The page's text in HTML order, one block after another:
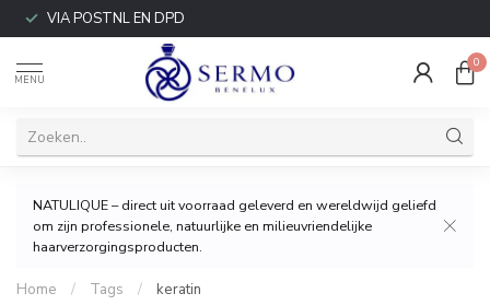
VIA POSTNL EN DPD
MENU
0
NATULIQUE – direct uit voorraad geleverd en wereldwijd geliefd
om zijn professionele, natuurlijke en milieuvriendelijke
haarverzorgingsproducten.
Home / Tags / keratin